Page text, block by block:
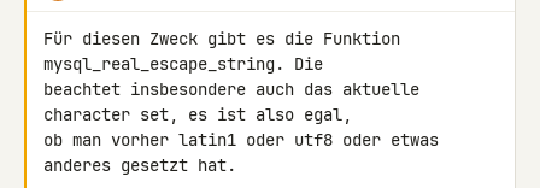
Für diesen Zweck gibt es die Funktion
mysql_real_escape_string. Die
beachtet insbesondere auch das aktuelle
character set, es ist also egal,
ob man vorher latin1 oder utf8 oder etwas
anderes gesetzt hat.